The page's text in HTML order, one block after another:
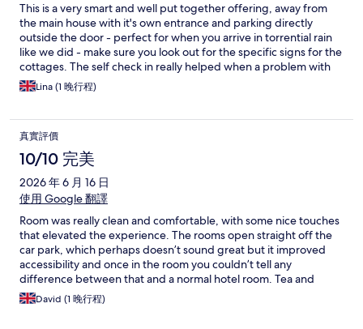
This is a very smart and well put together offering, away from
the main house with it's own entrance and parking directly
outside the door - perfect for when you arrive in torrential rain
like we did - make sure you look out for the specific signs for the
cottages. The self check in really helped when a problem with
our car meant we were unlikely to arrive late into the evening,
and the staff were very quick to respond when I messaged
would love to give it 5* based on all of this, but the reality is I had
the worse night's sleep I have had in a long time! The pillows are
very deep and very firm, my husband sleeps with a firm pillow
and even he thought they were too much and we had to get rid
altogether. Then there is a bright green light directly above the
door which spreads quite wide, and they also have a decorative
bring an eye mask if you've already booked! Lots of tea bags but
only standard black tea which I haven't seen for a long time, so I
didn't have any as I only drink herbal or green. All in all this is a
lovely place on the surface but in reality it didn't result in a good
night's sleep before a long working day so we won't be
returning.
Lina (1 晚行程)
真實評價
10/10 完美
2026 年 6 月 16 日
使用 Google 翻譯
Room was really clean and comfortable, with some nice touches
that elevated the experience. The rooms open straight off the
car park, which perhaps doesn’t sound great but it improved
accessibility and once in the room you couldn’t tell any
difference between that and a normal hotel room. Tea and
coffee facilities were supplied, but that was it in terms of
catering facilities. This is stated on the listing and was no
David (1 晚行程)